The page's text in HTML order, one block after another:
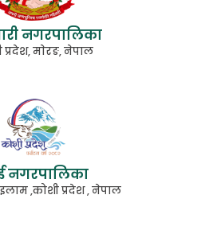
नगरपालिका
प्रदेश, माेरङ, नेपाल
नगरपालिका
,कोशी प्रदेश , नेपाल